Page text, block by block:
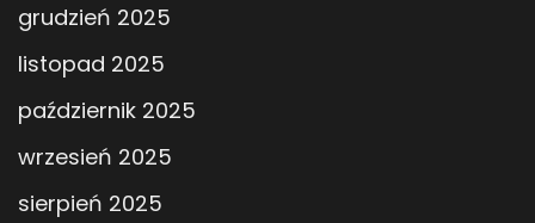
grudzień 2025
listopad 2025
październik 2025
wrzesień 2025
sierpień 2025